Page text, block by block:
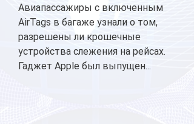
Авиапассажиры с включенным
AirTags в багаже узнали о том,
разрешены ли крошечные
устройства слежения на рейсах.
Гаджет Apple был выпущен...